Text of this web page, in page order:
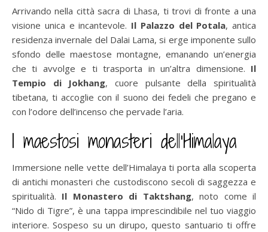
Arrivando nella città sacra di Lhasa, ti trovi di fronte a una
visione unica e incantevole. Il Palazzo del Potala, antica
residenza invernale del Dalai Lama, si erge imponente sullo
sfondo delle maestose montagne, emanando un’energia
che ti avvolge e ti trasporta in un’altra dimensione. Il
Tempio di Jokhang, cuore pulsante della spiritualità
tibetana, ti accoglie con il suono dei fedeli che pregano e
con l’odore dell’incenso che pervade l’aria.
I maestosi monasteri dell’Himalaya
Immersione nelle vette dell’Himalaya ti porta alla scoperta
di antichi monasteri che custodiscono secoli di saggezza e
spiritualità. Il Monastero di Taktshang, noto come il
“Nido di Tigre”, è una tappa imprescindibile nel tuo viaggio
interiore. Sospeso su un dirupo, questo santuario ti offre